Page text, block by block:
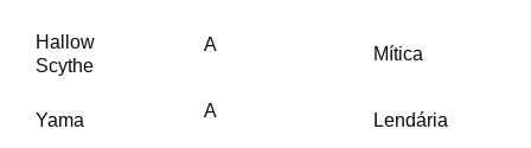
Hallow
Scythe
A Mítica
Yama A Lendária